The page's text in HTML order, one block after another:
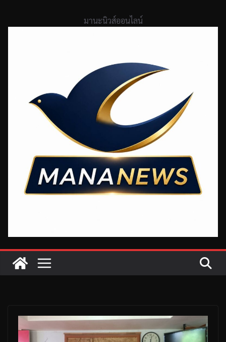
มานะนิวส์ออนไลน์